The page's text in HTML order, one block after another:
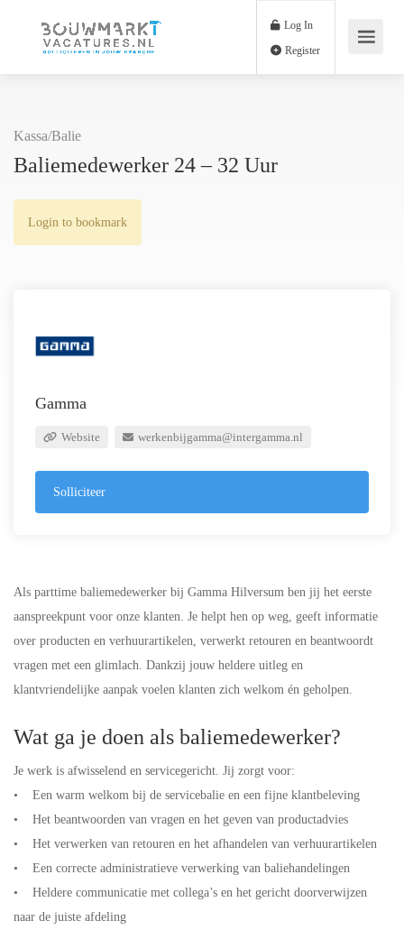
Log In
Kassa/Balie
Baliemedewerker 24 – 32 Uur
Login to bookmark
Gamma
Website werkenbijgamma@intergamma.nl
Solliciteer
Als parttime baliemedewerker bij Gamma Hilversum ben jij het eerste
aanspreekpunt voor onze klanten. Je helpt hen op weg, geeft informatie
over producten en verhuurartikelen, verwerkt retouren en beantwoordt
vragen met een glimlach. Dankzij jouw heldere uitleg en
klantvriendelijke aanpak voelen klanten zich welkom én geholpen.
Wat ga je doen als baliemedewerker?
Je werk is afwisselend en servicegericht. Jij zorgt voor:
• Een warm welkom bij de servicebalie en een fijne klantbeleving
• Het beantwoorden van vragen en het geven van productadvies
• Het verwerken van retouren en het afhandelen van verhuurartikelen
• Een correcte administratieve verwerking van baliehandelingen
• Heldere communicatie met collega’s en het gericht doorverwijzen
naar de juiste afdeling